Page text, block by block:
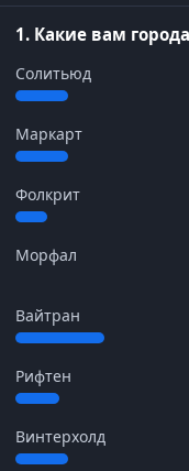
1. Какие вам
Солитьюд
Маркарт
Фолкрит
Морфал
Вайтран
Рифтен
Винтерхолд